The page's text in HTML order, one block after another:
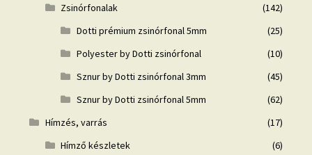
Zsinórfonalak
(142)
Dotti prémium zsinórfonal 5mm
(25)
Polyester by Dotti zsinórfonal
(10)
Sznur by Dotti zsinórfonal 3mm
(45)
Sznur by Dotti zsinórfonal 5mm
(62)
Hímzés, varrás
(17)
Hímző készletek
(6)